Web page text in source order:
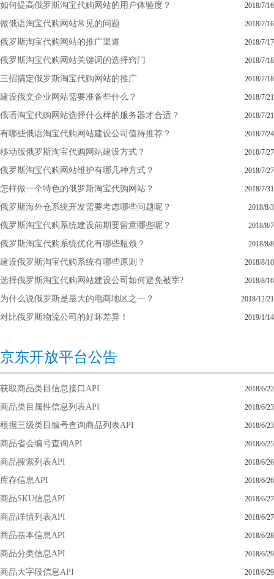
如何提高俄罗斯淘宝代购网站的用户体验度？ 2018/7/16
做俄语淘宝代购网站常见的问题 2018/7/16
俄罗斯淘宝代购网站的推广渠道 2018/7/17
俄罗斯淘宝代购网站关键词的选择窍门 2018/7/18
三招搞定俄罗斯淘宝代购网站的推广 2018/7/18
建设俄文企业网站需要准备些什么？ 2018/7/21
俄语淘宝代购网站选择什么样的服务器才合适？ 2018/7/21
有哪些俄语淘宝代购网站建设公司值得推荐？ 2018/7/24
移动版俄罗斯淘宝代购网站建设方式？ 2018/7/27
俄罗斯淘宝代购网站维护有哪几种方式？ 2018/7/27
怎样做一个特色的俄罗斯淘宝代购网站？ 2018/7/31
俄罗斯海外仓系统开发需要考虑哪些问题呢？ 2018/8/3
俄罗斯淘宝代购系统建设前期要留意哪些呢？ 2018/8/7
俄罗斯淘宝代购系统优化有哪些瓶颈？ 2018/8/8
建设俄罗斯淘宝代购系统有哪些原则？ 2018/8/10
选择俄罗斯淘宝代购网站建设公司如何避免被宰? 2018/8/16
为什么说俄罗斯是最大的电商地区之一？ 2018/12/21
对比俄罗斯物流公司的好坏差异！ 2019/1/14
京东开放平台公告
获取商品类目信息接口API 2018/6/22
商品类目属性信息列表API 2018/6/23
根据三级类目编号查询商品列表API 2018/6/23
商品省会编号查询API 2018/6/25
商品搜索列表API 2018/6/26
库存信息API 2018/6/26
商品SKU信息API 2018/6/27
商品详情列表API 2018/6/27
商品基本信息API 2018/6/28
商品分类信息API 2018/6/29
商品大字段信息API 2018/6/29